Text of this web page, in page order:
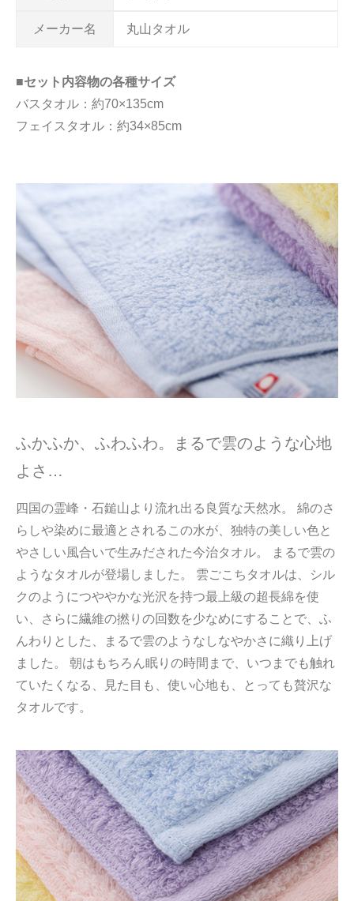
メーカー名 丸山タオル
■セット内容物の各種サイズ
バスタオル：約70×135cm
フェイスタオル：約34×85cm
ふかふか、ふわふわ。まるで雲のような心地
よさ…
四国の霊峰・石鎚山より流れ出る良質な天然水。 綿のさ
らしや染めに最適とされるこの水が、独特の美しい色と
やさしい風合いで生みだされた今治タオル。 まるで雲の
ようなタオルが登場しました。 雲ごこちタオルは、シル
クのようにつややかな光沢を持つ最上級の超長綿を使
い、さらに繊維の撚りの回数を少なめにすることで、ふ
んわりとした、まるで雲のようなしなやかさに織り上げ
ました。 朝はもちろん眠りの時間まで、いつまでも触れ
ていたくなる、見た目も、使い心地も、とっても贅沢な
タオルです。